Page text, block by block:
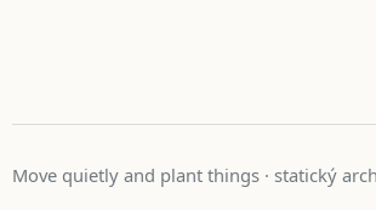
Move quietly and plant things · statický